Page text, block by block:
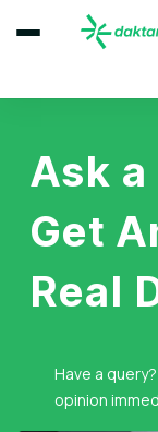
Ask
Get
Real
Have a
opinion